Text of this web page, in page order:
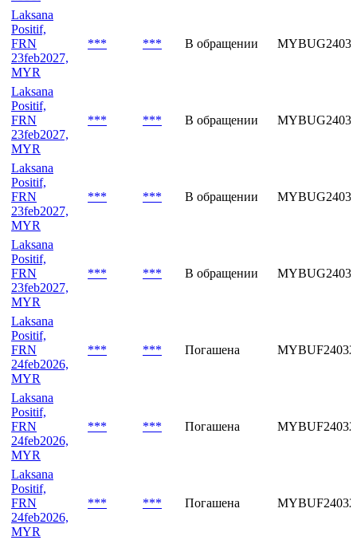
Laksana
Positif,
FRN
23feb2027,
MYR
*** *** В обращении
Laksana
Positif,
FRN
23feb2027,
MYR
*** *** В обращении
Laksana
Positif,
FRN
23feb2027,
MYR
*** *** В обращении
Laksana
Positif,
FRN
23feb2027,
MYR
*** *** В обращении
Laksana
Positif,
FRN
24feb2026,
MYR
*** *** Погашена
Laksana
Positif,
FRN
24feb2026,
MYR
*** *** Погашена
Laksana
Positif,
FRN
24feb2026,
MYR
*** *** Погашена